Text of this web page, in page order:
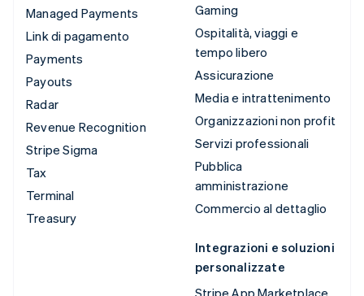
Managed Payments
Link di pagamento
Payments
Payouts
Radar
Revenue Recognition
Stripe Sigma
Tax
Terminal
Treasury
Gaming
Ospitalità, viaggi e
tempo libero
Assicurazione
Media e intrattenimento
Organizzazioni non profit
Servizi professionali
Pubblica
amministrazione
Commercio al dettaglio
Integrazioni e soluzioni
personalizzate